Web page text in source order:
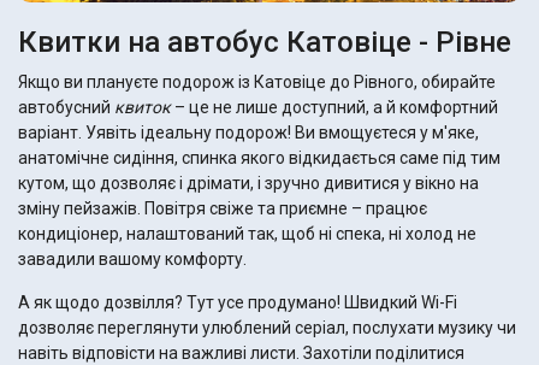
Квитки на автобус Катовіце - Рівне
Якщо ви плануєте подорож із Катовіце до Рівного, обирайте
автобусний квиток– це не лише доступний, а й комфортний
варіант. Уявіть ідеальну подорож! Ви вмощуєтеся у м'яке,
анатомічне сидіння, спинка якого відкидається саме під тим
кутом, що дозволяє і дрімати, і зручно дивитися у вікно на
зміну пейзажів. Повітря свіже та приємне – працює
кондиціонер, налаштований так, щоб ні спека, ні холод не
завадили вашому комфорту.
А як щодо дозвілля? Тут усе продумано! Швидкий Wi-Fi
дозволяє переглянути улюблений серіал, послухати музику чи
навіть відповісти на важливі листи. Захотіли поділитися